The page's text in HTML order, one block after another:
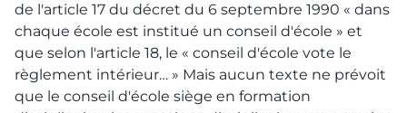
de l'article 17 du décret du 6 septembre 1990 « dans
chaque école est institué un conseil d'école » et
que selon l'article 18, le « conseil d'école vote le
règlement intérieur… » Mais aucun texte ne prévoit
que le conseil d'école siège en formation